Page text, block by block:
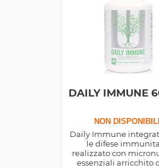
DAILY IMMUNE
NON
Daily Immune
le difese
realizzato con
essenziali arricchito